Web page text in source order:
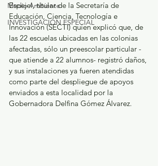
Medio Ambiente
INVESTIGACIÓN ESPECIAL
Espejel, titular de la Secretaría de
Educación, Ciencia, Tecnología e
Innovación (SECTI) quien explicó que, de
las 22 escuelas ubicadas en las colonias
afectadas, sólo un preescolar particular -
que atiende a 22 alumnos- registró daños,
y sus instalaciones ya fueren atendidas
como parte del despliegue de apoyos
enviados a esta localidad por la
Gobernadora Delfina Gómez Álvarez.